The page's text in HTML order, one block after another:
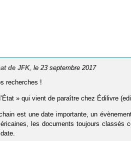
de JFK, le 23 septembre 2017
recherches !
» qui vient de paraître chez Édilivre
est une date importante, un
les documents toujours classés